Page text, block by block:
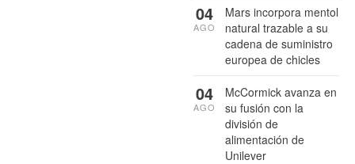
Mars incorpora mentol
natural trazable a su
cadena de suministro
europea de chicles
04
AGO
McCormick avanza en
su fusión con la
división de
alimentación de
Unilever
04
AGO